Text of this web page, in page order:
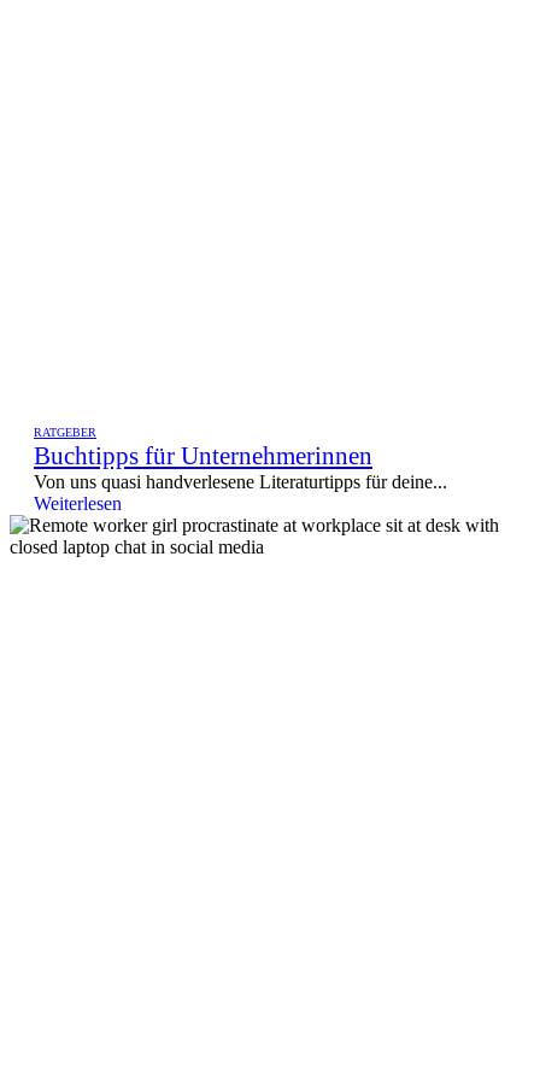
RATGEBER
Buchtipps für Unternehmerinnen
Von uns quasi handverlesene Literaturtipps für deine...
Weiterlesen